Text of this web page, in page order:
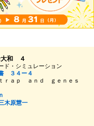
大和 ４
ド・シミュレーション
３４ー４
ｒａｐ ａｎｄ ｇｅｎｅｓ
木原慧一